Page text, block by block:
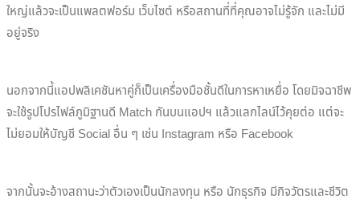
ใหญ่แล้วจะเป็นแพลตฟอร์ม เว็บไซต์ หรือสถานที่ที่คุณอาจไม่รู้จัก และไม่มี
อยู่จริง
นอกจากนี้แอปพลิเคชันหาคู่ก็เป็นเครื่องมือชั้นดีในการหาเหยื่อ โดยมิจฉาชีพ
จะใช้รูปโปรไฟล์ภูมิฐานดี Match กันบนแอปฯ แล้วแลกไลน์ไว้คุยต่อ แต่จะ
ไม่ยอมให้บัญชี Social อื่น ๆ เช่น Instagram หรือ Facebook
จากนั้นจะอ้างสถานะว่าตัวเองเป็นนักลงทุน หรือ นักธุรกิจ มีกิจวัตรและชีวิต